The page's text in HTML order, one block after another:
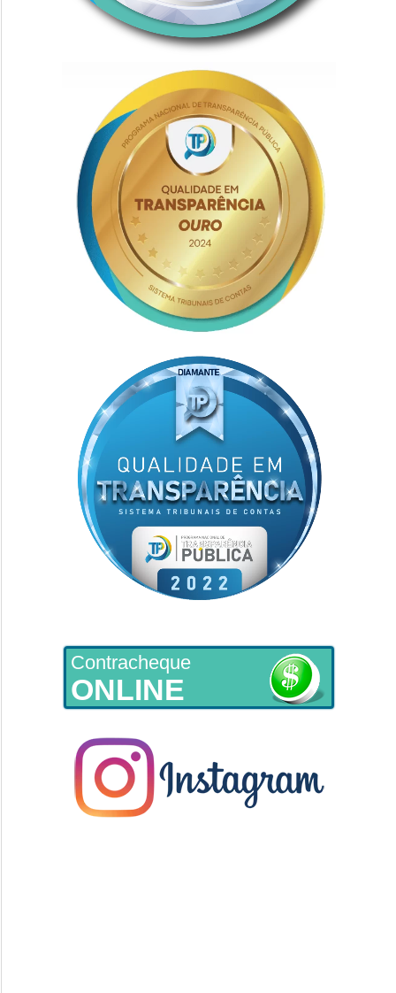
Contracheque
ONLINE